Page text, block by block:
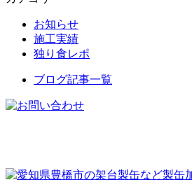
お知らせ
施工実績
独り食レポ
ブログ記事一覧